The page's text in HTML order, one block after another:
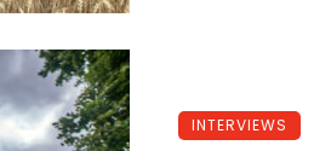
INTERVIEWS